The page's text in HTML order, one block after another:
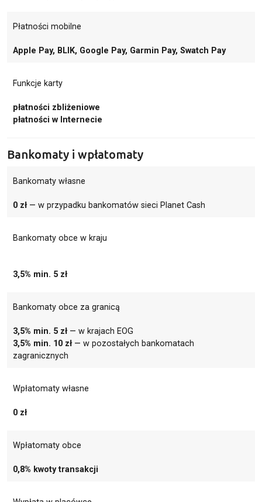
Płatności mobilne
Apple Pay, BLIK, Google Pay, Garmin Pay, Swatch Pay
Funkcje karty
płatności zbliżeniowe
płatności w Internecie
Bankomaty i wpłatomaty
Bankomaty własne
0 zł— w przypadku bankomatów sieci Planet Cash
Bankomaty obce w kraju
3,5% min. 5 zł
Bankomaty obce za granicą
3,5% min. 5 zł — w krajach EOG
3,5% min. 10 zł — w pozostałych bankomatach
zagranicznych
Wpłatomaty własne
0 zł
Wpłatomaty obce
0,8% kwoty transakcji